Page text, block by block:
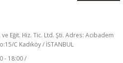
Eğit. Hiz. Tic. Ltd. Şti. Adres: Acıbadem
C Kadıköy / İSTANBUL
- 18:00 /